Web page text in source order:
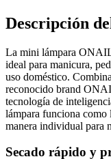
Descripción
La mini lámpara
ideal para manicura,
uso doméstico.
reconocido brand
tecnología de
lámpara funciona como
manera individual para
Secado rápido y